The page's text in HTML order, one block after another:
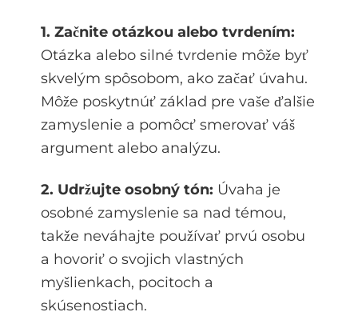
1. Začnite otázkou alebo tvrdením:
Otázka alebo silné tvrdenie môže byť
skvelým spôsobom, ako začať úvahu.
Môže poskytnúť základ pre vaše ďalšie
zamyslenie a pomôcť smerovať váš
argument alebo analýzu.
2. Udržujte osobný tón: Úvaha je
osobné zamyslenie sa nad témou,
takže neváhajte používať prvú osobu
a hovoriť o svojich vlastných
myšlienkach, pocitoch a
skúsenostiach.